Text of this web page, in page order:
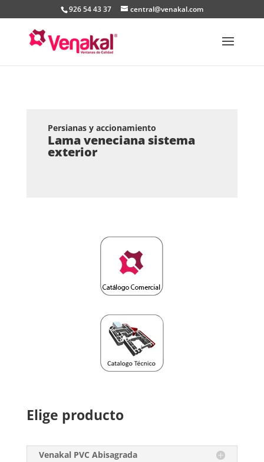
926 54 43 37 central@venakal.com
Persianas y accionamiento
Lama veneciana sistema
exterior
Elige producto
Venakal PVC Abisagrada